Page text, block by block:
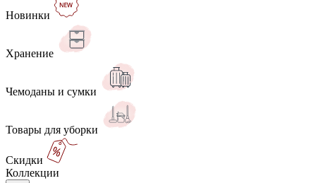
Новинки
Хранение
Чемоданы и сумки
Товары для уборки
Скидки
Коллекции